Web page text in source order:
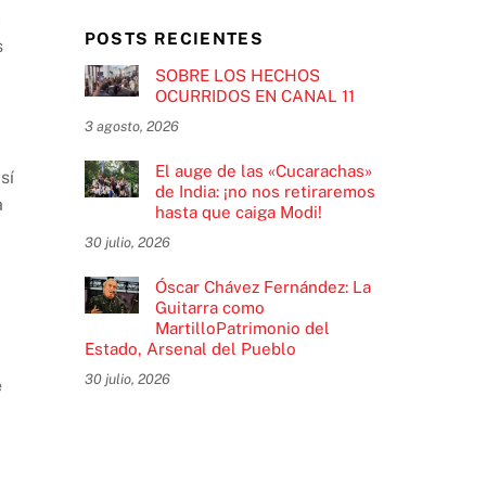
POSTS RECIENTES
SOBRE LOS HECHOS
OCURRIDOS EN CANAL 11
3 agosto, 2026
El auge de las «Cucarachas»
de India: ¡no nos retiraremos
hasta que caiga Modi!
30 julio, 2026
Óscar Chávez Fernández: La
Guitarra como
MartilloPatrimonio del
Estado, Arsenal del Pueblo
30 julio, 2026